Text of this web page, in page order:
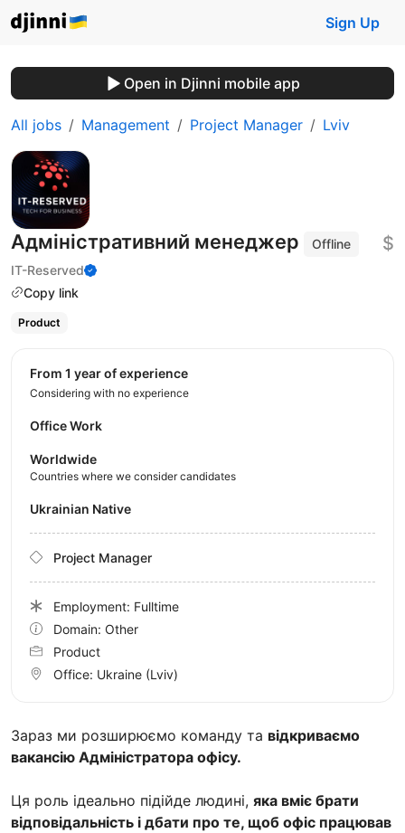
Sign Up
Open in Djinni mobile app
All jobs Management Project Manager Lviv
Адміністративний менеджер
Offline
IT-Reserved
Copy link
$
Product
Зараз ми розширюємо команду та відкриваємо
вакансію Адміністратора офісу.
Ця роль ідеально підійде людині, яка вміє брати
відповідальність і дбати про те, щоб офіс працював
from 1 year of experience
Considering with no experience
Office Work
Worldwide
Countries where we consider candidates
Ukrainian Native
Project Manager
Employment: Fulltime
Domain: Other
Product
Office: Ukraine (Lviv)